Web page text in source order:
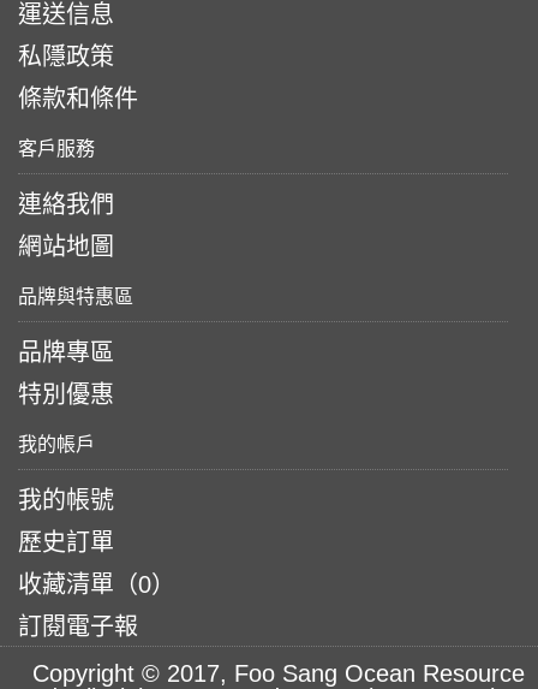
運送信息
私隱政策
條款和條件
客戶服務
連絡我們
網站地圖
品牌與特惠區
品牌專區
特別優惠
我的帳戶
我的帳號
歷史訂單
收藏清單（0）
訂閱電子報
Copyright © 2017, Foo Sang Ocean Resource